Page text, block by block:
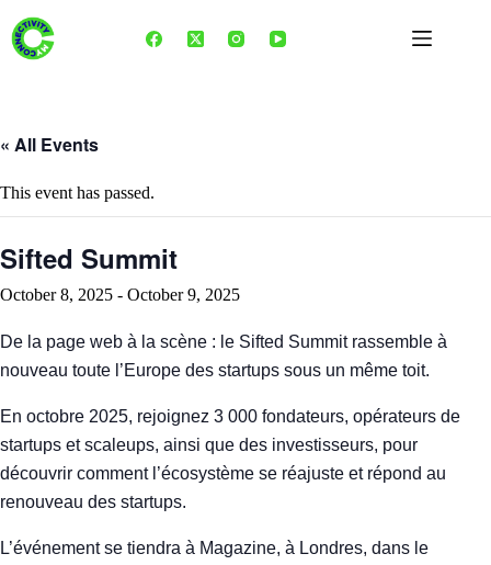
content
« All Events
This event has passed.
Sifted Summit
October 8, 2025 - October 9, 2025
De la page web à la scène : le Sifted Summit rassemble à
nouveau toute l’Europe des startups sous un même toit.
En octobre 2025, rejoignez 3 000 fondateurs, opérateurs de
startups et scaleups, ainsi que des investisseurs, pour
découvrir comment l’écosystème se réajuste et répond au
renouveau des startups.
L’événement se tiendra à Magazine, à Londres, dans le